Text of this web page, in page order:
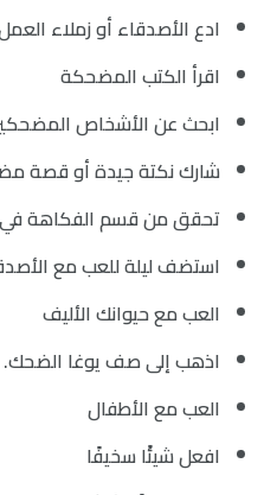
ادع الأصدقاء أو زملاء
اقرأ الكتب المضحكة
ابحث عن الأشخاص
شارك نكتة جيدة أو قصة
تحقق من قسم الفكاهة في
استضف ليلة للعب مع
العب مع حيوانك الأليف
اذهب إلى صف يوغا الضحك.
العب مع الأطفال
افعل شيئًا سخيفًا